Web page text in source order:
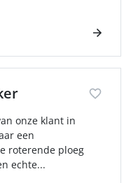
onze klant in
een
roterende ploeg
echte...